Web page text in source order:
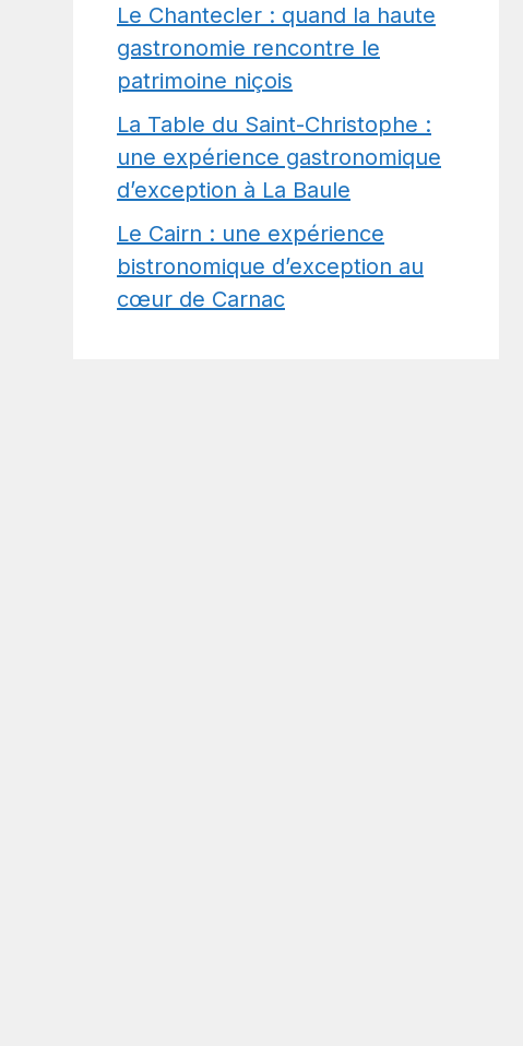
Le Chantecler : quand la haute
gastronomie rencontre le
patrimoine niçois
La Table du Saint-Christophe :
une expérience gastronomique
d’exception à La Baule
Le Cairn : une expérience
bistronomique d’exception au
cœur de Carnac